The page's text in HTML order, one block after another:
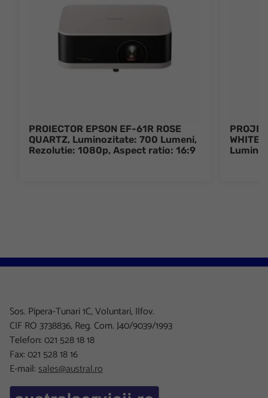
PROIECTOR EPSON EF-61R ROSE
QUARTZ, Luminozitate: 700 Lumeni,
Rezolutie: 1080p, Aspect ratio: 16:9
WHITE,
Sos. Pipera-Tunari 1C, Voluntari, Ilfov.
CIF RO 3738836, Reg. Com. J40/9039/1993
Telefon: 021 528 18 18
Fax: 021 528 18 16
E-mail:sales@austral.ro